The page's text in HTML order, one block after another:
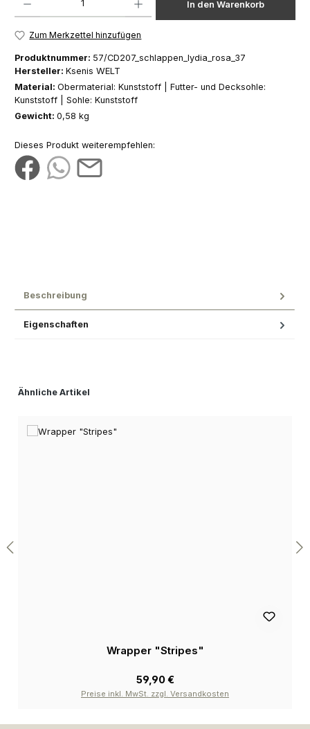
In den Warenkorb
Zum Merkzettel hinzufügen
Produktnummer: 57/CD207_schlappen_lydia_rosa_37
Hersteller: Ksenis WELT
Material: Obermaterial: Kunststoff | Futter- und Decksohle:
Kunststoff | Sohle: Kunststoff
Gewicht: 0,58 kg
Dieses Produkt weiterempfehlen:
Beschreibung
Eigenschaften
Produktgalerie überspringen
Ähnliche Artikel
Wrapper "Stripes"
59,90 €
Preise inkl. MwSt. zzgl. Versandkosten